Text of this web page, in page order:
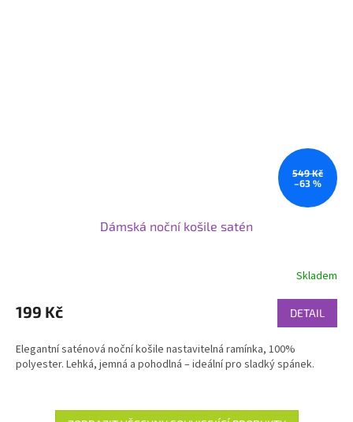
549 Kč
–63 %
Dámská noční košile satén
Skladem
199 Kč DETAIL
Elegantní saténová noční košile nastavitelná ramínka, 100%
polyester. Lehká, jemná a pohodlná – ideální pro sladký spánek.